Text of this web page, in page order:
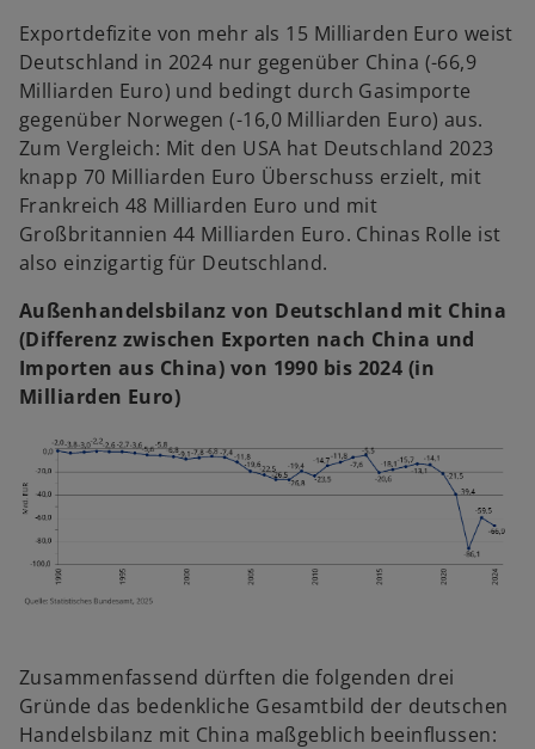
Exportdefizite von mehr als 15 Milliarden Euro weist
Deutschland in 2024 nur gegenüber China (-66,9
Milliarden Euro) und bedingt durch Gasimporte
gegenüber Norwegen (-16,0 Milliarden Euro) aus.
Zum Vergleich: Mit den USA hat Deutschland 2023
knapp 70 Milliarden Euro Überschuss erzielt, mit
Frankreich 48 Milliarden Euro und mit
Großbritannien 44 Milliarden Euro. Chinas Rolle ist
also einzigartig für Deutschland.
Außenhandelsbilanz von Deutschland mit China
(Differenz zwischen Exporten nach China und
Importen aus China) von 1990 bis 2024 (in
Milliarden Euro)
Zusammenfassend dürften die folgenden drei
Gründe das bedenkliche Gesamtbild der deutschen
Handelsbilanz mit China maßgeblich beeinflussen: